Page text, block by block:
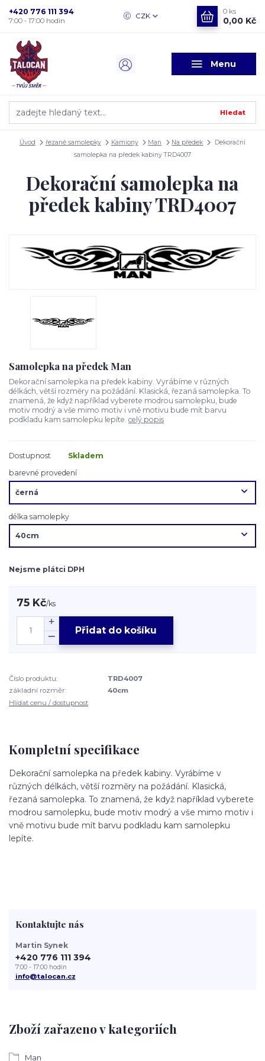
Menu
CZK
Hledat
+420 776 111 394
7:00 - 17:00 hodin
0 ks
0,00 Kč
Úvod řezané samolepky Kamiony Man Na předek
Dekorační
samolepka na předek kabiny TRD4007
Dekorační samolepka na
předek kabiny TRD4007
Samolepka na předek Man
Dekorační samolepka na předek kabiny. Vyrábíme v různých
délkách, větší rozměry na požádání. Klasická, řezaná samolepka. To
znamená, že když například vyberete modrou samolepku, bude
motiv modrý a vše mimo motiv i vně motivu bude mít barvu
podkladu kam samolepku lepíte. celý popis
Dostupnost
Skladem
barevné provedení
délka samolepky
Nejsme plátci DPH
75 Kč/ks
Přidat do košíku
Číslo produktu:
TRD4007
základní rozměr:
40cm
Hlídat cenu / dostupnost
Kompletní specifikace
Dekorační samolepka na předek kabiny. Vyrábíme v
různých délkách, větší rozměry na požádání. Klasická,
řezaná samolepka. To znamená, že když například vyberete
modrou samolepku, bude motiv modrý a vše mimo motiv i
vně motivu bude mít barvu podkladu kam samolepku
lepíte.
Zboží zařazeno v kategoriích
Man
Kontaktujte nás
Martin Synek
+420 776 111 394
7:00 - 17:00 hodin
info@talocan.cz